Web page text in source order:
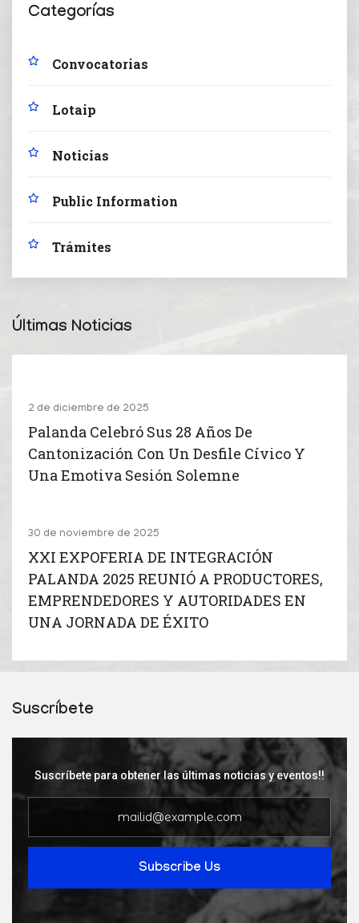
Categorías
Convocatorias
Lotaip
Noticias
Public Information
Trámites
Últimas Noticias
2 de diciembre de 2025
Palanda Celebró Sus 28 Años De
Cantonización Con Un Desfile Cívico Y
Una Emotiva Sesión Solemne
30 de noviembre de 2025
XXI EXPOFERIA DE INTEGRACIÓN
PALANDA 2025 REUNIÓ A PRODUCTORES,
EMPRENDEDORES Y AUTORIDADES EN
UNA JORNADA DE ÉXITO
Suscríbete
Suscríbete para obtener las últimas noticias y eventos!!
Subscribe Us